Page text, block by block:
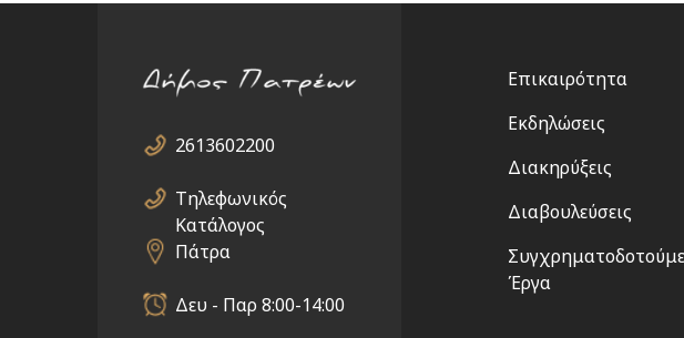
2613602200
Τηλεφωνικός
Κατάλογος
Πάτρα
Δευ - Παρ 8:00-14:00
Footer
Επικαιρότητα
Εκδηλώσεις
Διακηρύξεις
Διαβουλεύσεις
Έργα